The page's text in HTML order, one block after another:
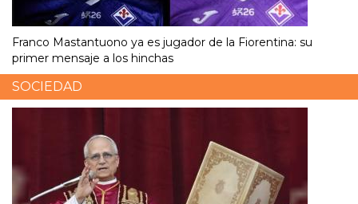
Franco Mastantuono ya es jugador de la Fiorentina: su
primer mensaje a los hinchas
SOCIEDAD